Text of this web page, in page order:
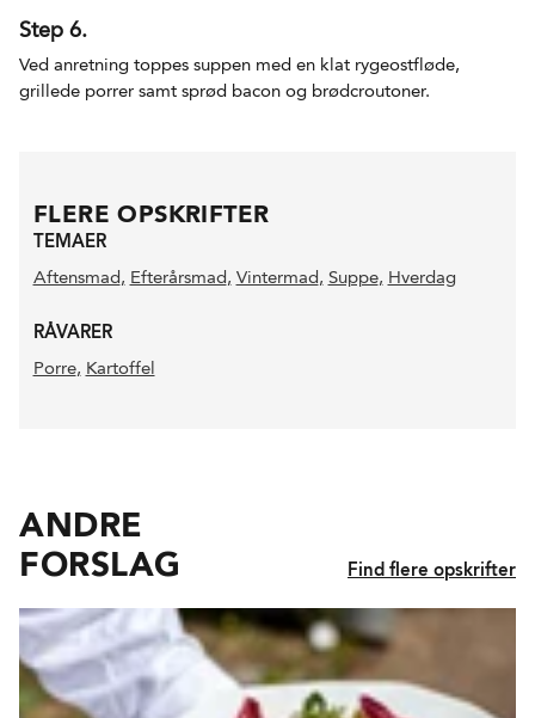
Step 6.
Ved anretning toppes suppen med en klat rygeostfløde,
grillede porrer samt sprød bacon og brødcroutoner.
FLERE OPSKRIFTER
TEMAER
Aftensmad, Efterårsmad, Vintermad, Suppe, Hverdag
RÅVARER
Porre, Kartoffel
ANDRE
FORSLAG
Find flere opskrifter